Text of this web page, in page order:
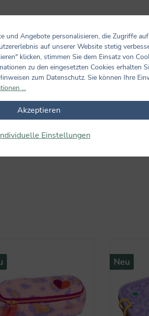
in der aktuellen Sprache anzeigen.
gefunden. Teilen Sie Ihre Erfahrungen
Neu
und Angebote personalisieren, die Zugriffe
auf unserer Website stetig
klicken, stimmen Sie dem Einsatz von
zu den eingesetzten Cookies erhalten
zum Datenschutz. Sie können Ihre
...
Akzeptieren
Einstellungen